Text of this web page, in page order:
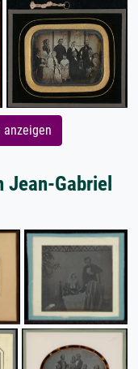
anzeigen
Gabriel